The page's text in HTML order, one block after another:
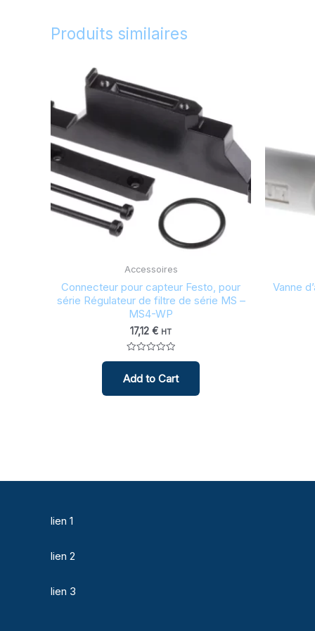
Produits similaires
Accessoires
Connecteur pour capteur Festo, pour
série Régulateur de filtre de série MS –
MS4-WP
17,12 € HT
Note
sur
5
Add to Cart
Vanne
lien 1
lien 2
lien 3